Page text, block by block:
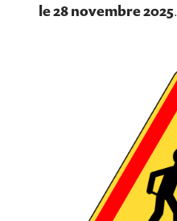
le 28 novembre 2025.